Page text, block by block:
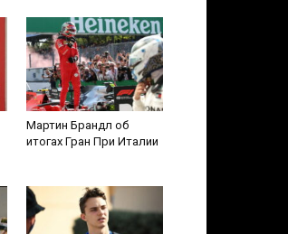
Мартин Брандл об
итогах Гран При Италии